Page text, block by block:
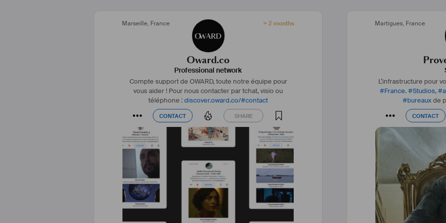
Marseille, France > 2 months
Oward.co
Professional network
Compte support de OWARD, toute notre équipe pour
vous aider ! Pour nous contacter par tchat, visio ou
téléphone :discover.oward.co/#contact
CONTACT SHARE
CONTACT SHARE
Martigues, France
L’infrastructure pour
#France.#Studios,#
#bureauxde
de
Studio
Grand studio #
#
Studio avec
Studio insonorisé
#série
CONTACT
CONTACT